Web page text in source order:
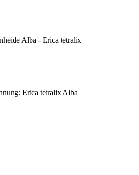
Alba - Erica tetralix
Erica tetralix Alba